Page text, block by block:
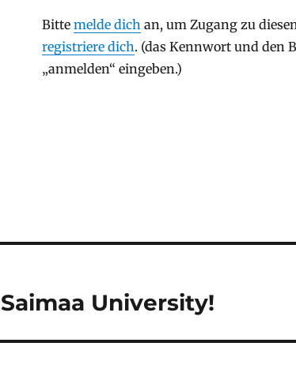
Bitte melde dich an, um Zugang zu
registriere dich. (das Kennwort und den
„anmelden“ eingeben.)
University!